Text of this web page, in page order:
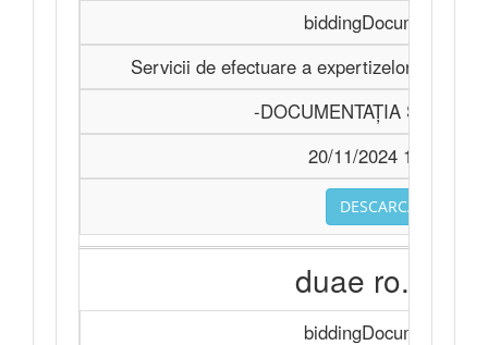
biddingDocuments
Servicii de efectuare a expertizelor
-DOCUMENTAŢIA
20/11/2024 14:33
DESCARCA
duae ro.doc
biddingDocuments